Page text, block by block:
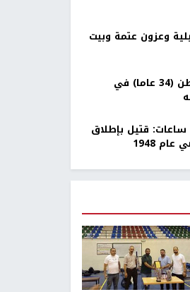
وعزون عتمة وبيت
الشرطة: مقتل مواطن (34 عاما) في
ساعات: قتيل بإطلاق
1948